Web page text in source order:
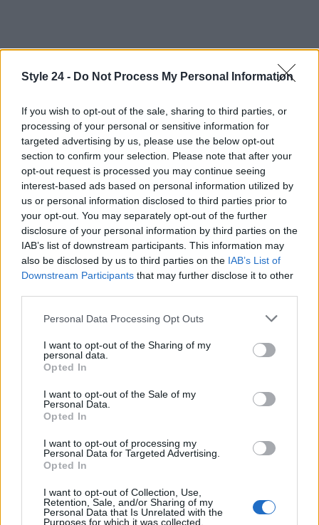
Style 24 - Do Not Process My Personal Information
If you wish to opt-out of the sale, sharing to third parties, or
processing of your personal or sensitive information for
targeted advertising by us, please use the below opt-out
section to confirm your selection. Please note that after your
opt-out request is processed you may continue seeing
interest-based ads based on personal information utilized by
us or personal information disclosed to third parties prior to
your opt-out. You may separately opt-out of the further
disclosure of your personal information by third parties on the
IAB’s list of downstream participants. This information may
also be disclosed by us to third parties on the IAB’s List of
Downstream Participants that may further disclose it to other
Please note that this website/app uses one or more Google
not limited to your visit or usage behaviour. You may click to
grant or deny consent to Google and its third-party tags to
use your data for below specified purposes in below Google
consent section.
Personal Data Processing Opt Outs
I want to opt-out of the Sharing of my
personal data.
Opted In
I want to opt-out of the Sale of my
Personal Data.
Opted In
I want to opt-out of processing my
Personal Data for Targeted Advertising.
Opted In
I want to opt-out of Collection, Use,
Retention, Sale, and/or Sharing of my
Personal Data that Is Unrelated with the
Purposes for which it was collected.
ma una vera e propria pioniera del maternity style.
La sua abilità di fondere moda e maternità in un
messaggio di empowerment è ciò che la rende
un’icona moderna. Non perderti i suoi look
imperdibili mentre continua a stupire il mondo! 🔥✨
AUTORE
Staff